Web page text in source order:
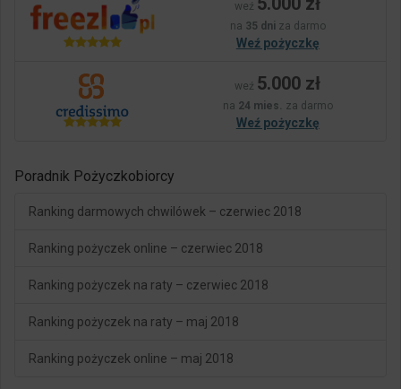
weź
na 35 dni za darmo
Weź pożyczkę
weź 5.000 zł
na 24 mies. za darmo
Weź pożyczkę
Poradnik Pożyczkobiorcy
Ranking darmowych chwilówek – czerwiec 2018
Ranking pożyczek online – czerwiec 2018
Ranking pożyczek na raty – czerwiec 2018
Ranking pożyczek na raty – maj 2018
Ranking pożyczek online – maj 2018